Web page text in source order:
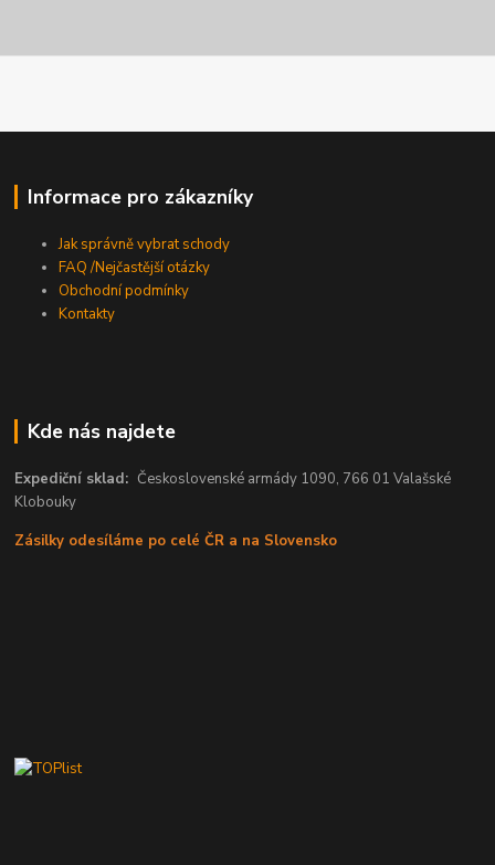
Informace pro zákazníky
Jak správně vybrat schody
FAQ /Nejčastější otázky
Obchodní podmínky
Kontakty
Kde nás najdete
Expediční sklad:Československé armády 1090, 766 01 Valašské
Klobouky
Zásilky odesíláme po celé ČR a na Slovensko